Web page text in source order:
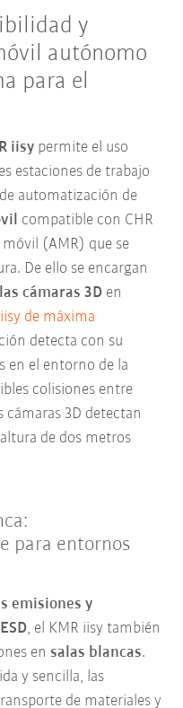
y
autónomo
para el
iisy permite el uso
estaciones de trabajo
automatización de
compatible con CHR
(AMR) que se
De ello se encargan
cámaras 3D en
de máxima
detecta con su
en el entorno de la
colisiones entre
cámaras 3D detectan
de dos metros
para entornos
emisiones y
, el KMR iisy también
ensalas blancas.
y sencilla, las
de materiales y